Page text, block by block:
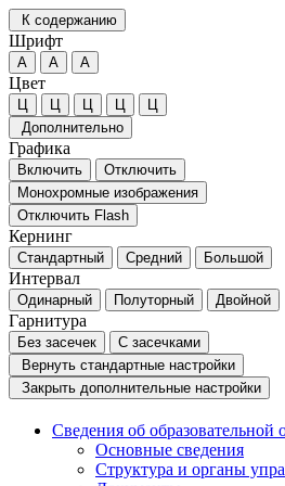
К содержанию
Шрифт
А А А
Цвет
Ц Ц Ц Ц
Ц
Дополнительно
Графика
Включить
Отключить
Монохромные изображения
Отключить Flash
Кернинг
Стандартный Средний Большой
Интервал
Одинарный Полуторный Двойной
Гарнитура
Без засечек
С засечками
Вернуть стандартные настройки
Закрыть дополнительные настройки
Сведения об образовательной
Основные сведения
Структура и органы